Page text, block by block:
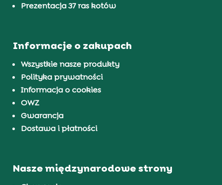
Prezentacja 37 ras kotów
Informacje o zakupach
Wszystkie nasze produkty
Polityka prywatności
Informacja o cookies
OWZ
Gwarancja
Dostawa i płatności
Nasze międzynarodowe strony